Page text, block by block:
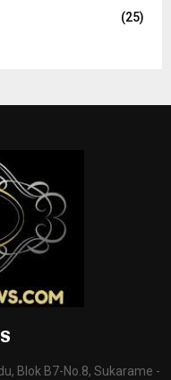
(25)
Blok B7-No.8, Sukarame -